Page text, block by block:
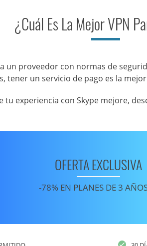
¿Cuál Es La Mejor VPN
un proveedor con normas de
un servicio de pago es la
tu experiencia con Skype mejore,
OFERTA EXCLUSIVA
-78% EN PLANES DE 3